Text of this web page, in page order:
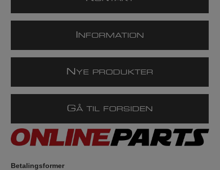
NFORMATION
N YE PRODUKTER
GÅ TIL FORSIDEN
Betalingsformer